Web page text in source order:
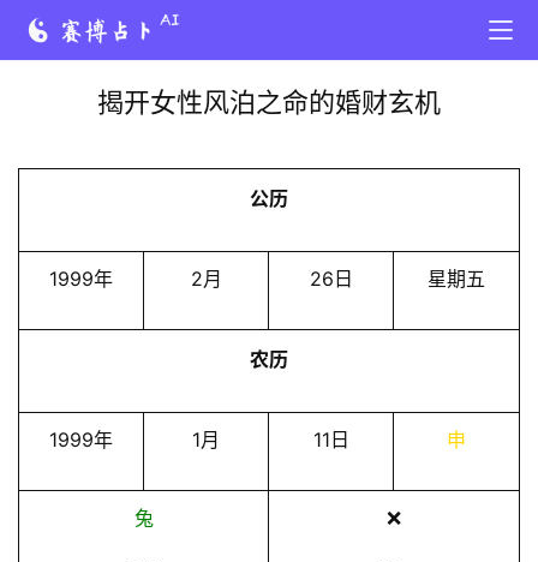
揭开女性风泊之命的婚财玄机
公历
1999年 2月 26日 星期五
农历
1999年 1月 11日 申
兔 ❌